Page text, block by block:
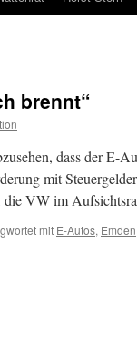
brennt“
dass der E-
mit
VW im
mit E-Autos, Emden